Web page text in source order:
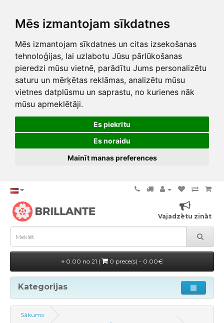
Mēs izmantojam sīkdatnes
Mēs izmantojam sīkdatnes un citas izsekošanas
tehnoloģijas, lai uzlabotu Jūsu pārlūkošanas
pieredzi mūsu vietnē, parādītu Jums personalizētu
saturu un mērķētas reklāmas, analizētu mūsu
vietnes datplūsmu un saprastu, no kurienes nāk
mūsu apmeklētāji.
Es piekrītu
Es noraidu
Mainīt manas preferences
Vajadzētu zināt
0.00 no 21 | 0 prece(s) - 0.00€
Kategorijas
Sākums